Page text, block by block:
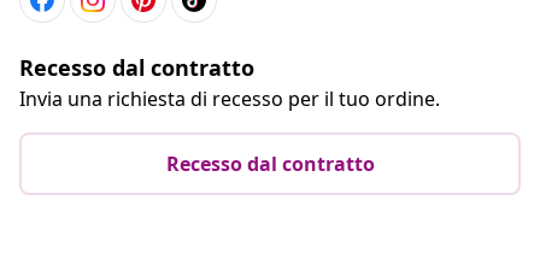
Recesso dal contratto
Invia una richiesta di recesso per il tuo ordine.
Recesso dal contratto